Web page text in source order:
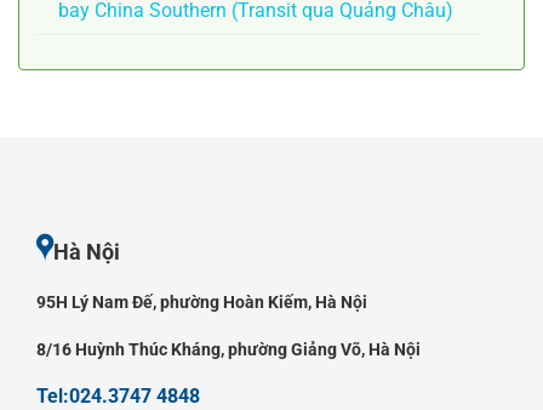
bay China Southern (Transit qua Quảng Châu)
Hà Nội
95H Lý Nam Đế, phường Hoàn Kiếm, Hà Nội
8/16 Huỳnh Thúc Kháng, phường Giảng Võ, Hà Nội
Tel:024.3747 4848